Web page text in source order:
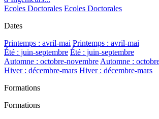
Ecoles Doctorales Ecoles Doctorales
Dates
Printemps : avril-mai Printemps : avril-mai
Été : juin-septembre Été : juin-septembre
Automne : octobre-novembre Automne :
Hiver : décembre-mars Hiver : décembre-mars
Formations
Formations